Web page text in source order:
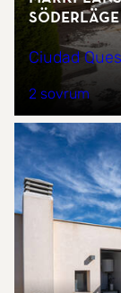
söderläge
Ciudad
2 sovrum